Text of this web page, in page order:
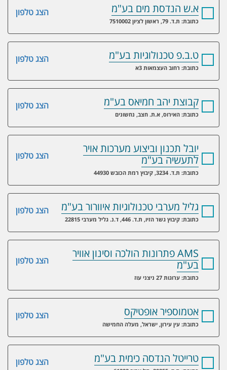
הצג טלפון א.ש הנדסת מים בע"מ
כתובת: ת.ד. 79, ראשון לציון 7510002
הצג טלפון ט.ב.פ טכנולוגיות בע"מ
כתובת: רחוב העצמאות 3א
הצג טלפון קבוצת יהב חמיאס בע"מ
כתובת: האירוס, א.ת. חצב, נחשונים
הצג טלפון
יובל תכנון וביצוע מערכות אויר
לתעשיה בע"מ
כתובת: ת.ד. 3234, קיבוץ רמת הכובש 44930
הצג טלפון גליל מערבי טכנולוגיות איוורור בע"מ
כתובת: קיבוץ גשר הזיו, ת.ד. 446, ד.נ. גליל מערבי 22815
הצג טלפון
AMS פתרונות הולכה וסינון אוויר
בע"מ
כתובת: ערוגות 27 ניצני עוז
הצג טלפון אטמוספיר אופטיקס
כתובת: עין עירון, ישראל, מעלה החמישה
הצג טלפון טרייטל הנדסה כימית בע"מ